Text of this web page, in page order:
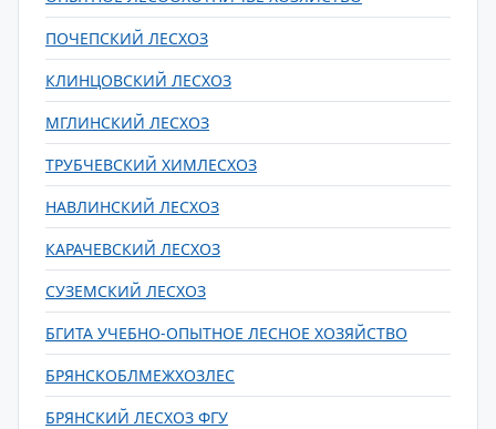
ПОЧЕПСКИЙ ЛЕСХОЗ
КЛИНЦОВСКИЙ ЛЕСХОЗ
МГЛИНСКИЙ ЛЕСХОЗ
ТРУБЧЕВСКИЙ ХИМЛЕСХОЗ
НАВЛИНСКИЙ ЛЕСХОЗ
КАРАЧЕВСКИЙ ЛЕСХОЗ
СУЗЕМСКИЙ ЛЕСХОЗ
БГИТА УЧЕБНО-ОПЫТНОЕ ЛЕСНОЕ ХОЗЯЙСТВО
БРЯНСКОБЛМЕЖХОЗЛЕС
БРЯНСКИЙ ЛЕСХОЗ ФГУ